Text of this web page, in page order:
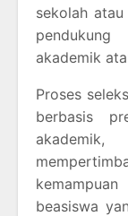
sekolah
akademik
Proses
berbasis
beasiswa